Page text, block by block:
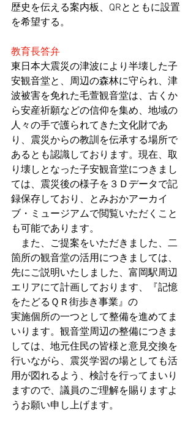
歴史を伝える案内板、QRとともに設置
を希望する。
教育長答弁
東日本大震災の津波により半壊した子
安観音堂と、周辺の森林に守られ、津
波被害を免れた毛萱観音堂は、古くか
ら安産祈願などの信仰を集め、地域の
人々の手で護られてきた文化財であ
り、震災からの教訓を伝承する場所で
あるとも認識しております。現在、取
り壊しとなった子安観音堂につきまし
ては、震災後の様子を３Ｄデータで記
録保存しており、とみおかアーカイ
ブ・ミュージアムで閲覧いただくこと
も可能であります。
また、ご提案をいただきました、二
箇所の観音堂の活用につきましては、
先にご説明いたしました、富岡駅周辺
エリアにて計画しております、『記憶
をたどるＱＲ街歩き事業』の
実施個所の一つとして整備を進めてま
いります。観音堂周辺の整備につきま
しては、地元住民の皆様と意見交換を
行いながら、震災学習の場としても活
用が図れるよう、検討を行ってまいり
ますので、議員のご理解を賜りますよ
うお願い申し上げます。